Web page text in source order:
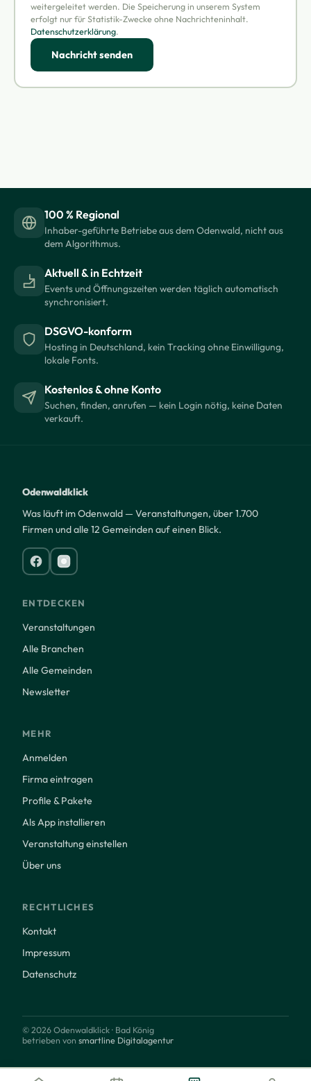
weitergeleitet werden. Die Speicherung in unserem System
erfolgt nur für Statistik-Zwecke ohne Nachrichteninhalt.
Datenschutzerklärung.
Nachricht senden
100 % Regional
Inhaber-geführte Betriebe aus dem Odenwald, nicht aus
dem Algorithmus.
Aktuell & in Echtzeit
Events und Öffnungszeiten werden täglich automatisch
synchronisiert.
DSGVO-konform
Hosting in Deutschland, kein Tracking ohne Einwilligung,
lokale Fonts.
Kostenlos & ohne Konto
Suchen, finden, anrufen — kein Login nötig, keine Daten
verkauft.
Odenwaldklick
Was läuft im Odenwald — Veranstaltungen, über 1.700
Firmen und alle 12 Gemeinden auf einen Blick.
ENTDECKEN
Veranstaltungen
Alle Branchen
Alle Gemeinden
Newsletter
MEHR
Anmelden
Firma eintragen
Profile & Pakete
Als App installieren
Veranstaltung einstellen
Über uns
RECHTLICHES
Kontakt
Impressum
Datenschutz
© 2026 Odenwaldklick · Bad König
betrieben von smartline Digitalagentur